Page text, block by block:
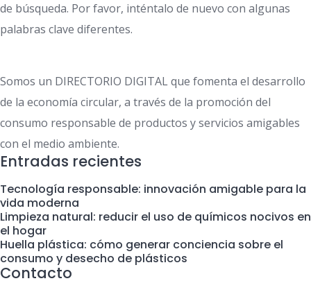
de búsqueda. Por favor, inténtalo de nuevo con algunas
palabras clave diferentes.
Somos un DIRECTORIO DIGITAL que fomenta el desarrollo
de la economía circular, a través de la promoción del
consumo responsable de productos y servicios amigables
con el medio ambiente.
Entradas recientes
Tecnología responsable: innovación amigable para la
vida moderna
Limpieza natural: reducir el uso de químicos nocivos en
el hogar
Huella plástica: cómo generar conciencia sobre el
consumo y desecho de plásticos
Contacto